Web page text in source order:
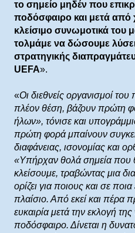
το σημείο μηδέν που
ποδόσφαιρο και μετά από
κλείσιμο συνωμοτικά του
τολμάμε να δώσουμε
στρατηγικής
UEFA».
«Οι διεθνείς οργανισμοί
πλέον θέση, βάζουν πρώτη
ήλων», τόνισε και
πρώτη φορά μπαίνουν
διαφάνειας, ισονομίας και
«Υπήρχαν θολά σημεία που
κλείσουμε, τραβώντας μια
ορίζει για ποιους και σε
πλαίσιο. Από εκεί και πέρα
ευκαιρία μετά την εκλογή
ποδόσφαιρο. Δίνεται η